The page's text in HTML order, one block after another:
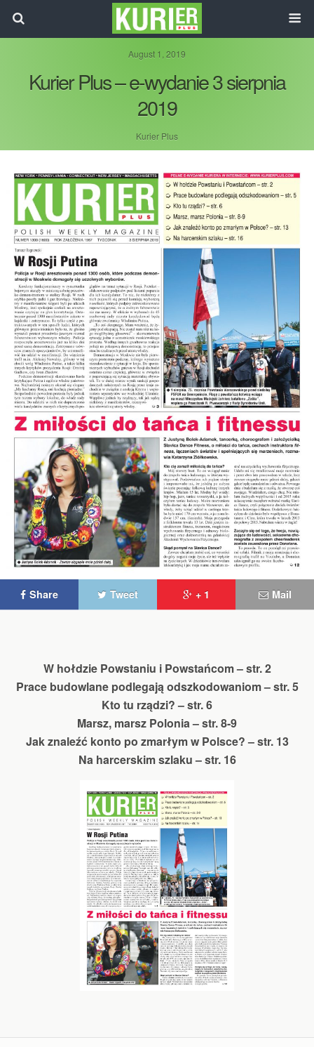
August 1, 2019
Kurier Plus – e-wydanie 3 sierpnia
2019
Kurier Plus
Share Tweet + 1 Mail
W hołdzie Powstaniu i Powstańcom – str. 2
Prace budowlane podlegają odszkodowaniom – str. 5
Kto tu rządzi? – str. 6
Marsz, marsz Polonia – str. 8-9
Jak znaleźć konto po zmarłym w Polsce? – str. 13
Na harcerskim szlaku – str. 16